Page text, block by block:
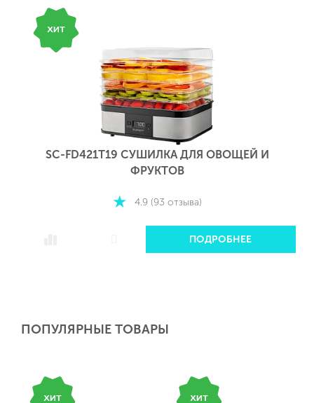
SC-FD421T19 СУШИЛКА ДЛЯ ОВОЩЕЙ И
ФРУКТОВ
4.9 (93 отзыва)
ПОДРОБНЕЕ
ПОПУЛЯРНЫЕ ТОВАРЫ